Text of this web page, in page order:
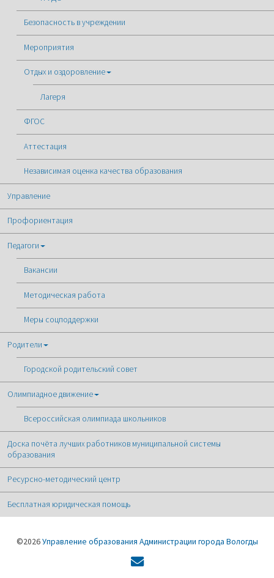
Безопасность в учреждении
Мероприятия
Отдых и оздоровление
Лагеря
ФГОС
Аттестация
Независимая оценка качества образования
Управление
Профориентация
Педагоги
Вакансии
Методическая работа
Меры соцподдержки
Родители
Городской родительский совет
Олимпиадное движение
Всероссийская олимпиада школьников
Доска почёта лучших работников муниципальной системы
образования
Ресурсно-методический центр
Бесплатная юридическая помощь
©2026Управление образования Администрации города Вологды
Форма